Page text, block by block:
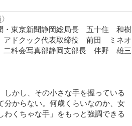
・東京新聞静岡総局長 五十住 和樹
アドクック代表取締役 前田 ミネオ
二科会写真部静岡支部長 伴野 雄三
かし、その小さな手を握っている
分からない。何歳くらいなのか、女
くちゃな手」をもっと強調できる